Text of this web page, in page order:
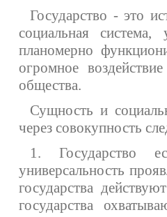
Государство - это
социальная
планомерно
огромное
общества.
Сущность и
через совокупность
1. Государство
универсальность
государства
государства